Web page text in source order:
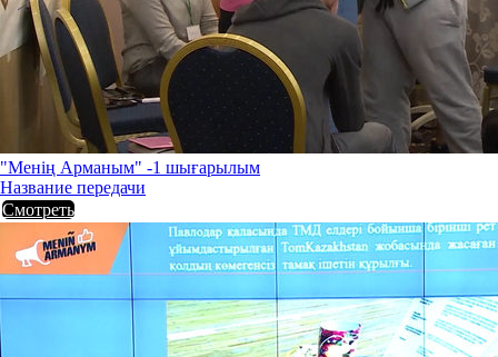
"Менің Арманым" -1 шығарылым
Название передачи
Смотреть